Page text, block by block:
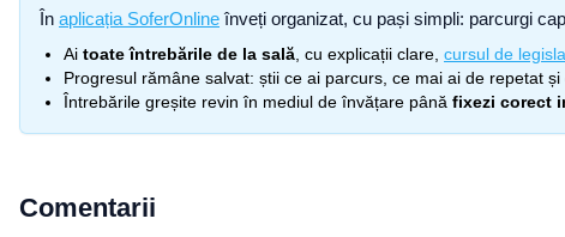
În aplicația SoferOnline înveți organizat, cu pași simpli: parcurgi
Ai toate întrebările de la sală , cu explicații clare, cursul de
Progresul rămâne salvat: știi ce ai parcurs, ce mai ai de repetat și
Întrebările greșite revin în mediul de învățare până fixezi corect
Comentarii